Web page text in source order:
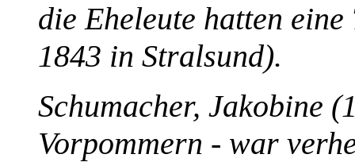
die Eheleute hatten
1843 in Stralsund).
Schumacher, Jakobine
Vorpommern - war